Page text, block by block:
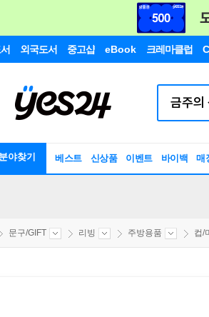
외국도서 중고샵 eBook 크레마클럽
야찾기 베스트 신상품 이벤트 바이백 매
문구/GIFT 리빙 주방용품 컵/